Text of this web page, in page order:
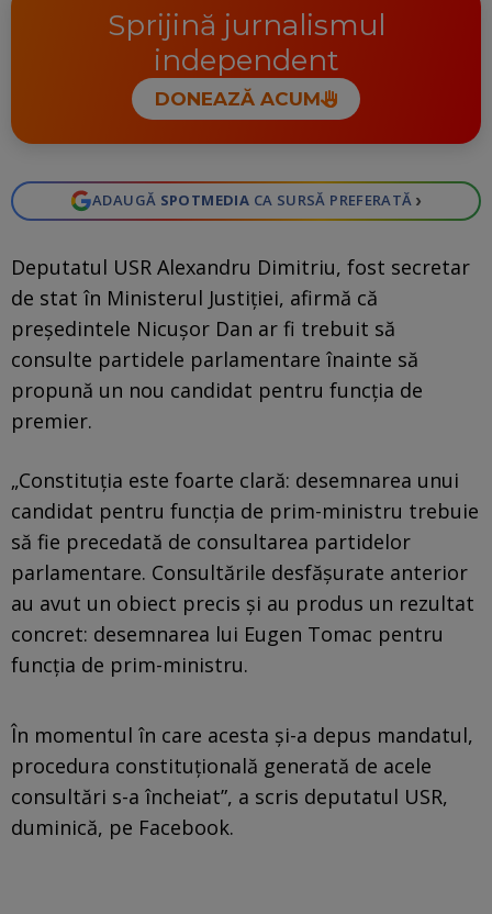
Sprijină jurnalismul
independent
DONEAZĂ ACUM
ADAUGĂ SPOTMEDIA CA SURSĂ PREFERATĂ ›
Deputatul USR Alexandru Dimitriu, fost secretar
de stat în Ministerul Justiției, afirmă că
președintele Nicușor Dan ar fi trebuit să
consulte partidele parlamentare înainte să
propună un nou candidat pentru funcția de
premier.
„Constituția este foarte clară: desemnarea unui
candidat pentru funcția de prim-ministru trebuie
să fie precedată de consultarea partidelor
parlamentare. Consultările desfășurate anterior
au avut un obiect precis și au produs un rezultat
concret: desemnarea lui Eugen Tomac pentru
funcția de prim-ministru.
În momentul în care acesta și-a depus mandatul,
procedura constituțională generată de acele
consultări s-a încheiat”, a scris deputatul USR,
duminică, pe Facebook.